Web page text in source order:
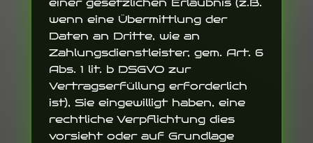
einer gesetzlichen Erlaubnis (z.B.
wenn eine Übermittlung der
Daten an Dritte, wie an
Zahlungsdienstleister, gem. Art. 6
Abs. 1 lit. b DSGVO zur
Vertragserfüllung erforderlich
ist), Sie eingewilligt haben, eine
rechtliche Verpflichtung dies
vorsieht oder auf Grundlage